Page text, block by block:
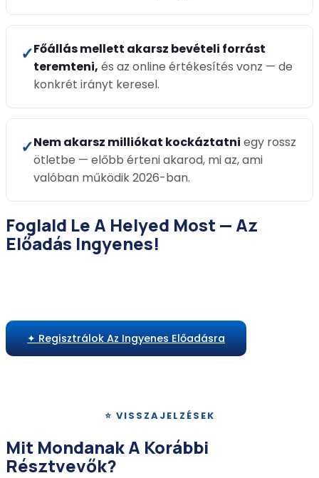
✓Főállás mellett akarsz bevételi forrást
teremteni, és az online értékesítés vonz — de
konkrét irányt keresel.
✓Nem akarsz milliókat kockáztatni egy rossz
ötletbe — előbb érteni akarod, mi az, ami
valóban működik 2026-ban.
Foglald Le A Helyed Most — Az
Előadás Ingyenes!
✦ Regisztrálok Az Ingyenes Előadásra
⭐ VISSZAJELZÉSEK
Mit Mondanak A Korábbi
Résztvevők?